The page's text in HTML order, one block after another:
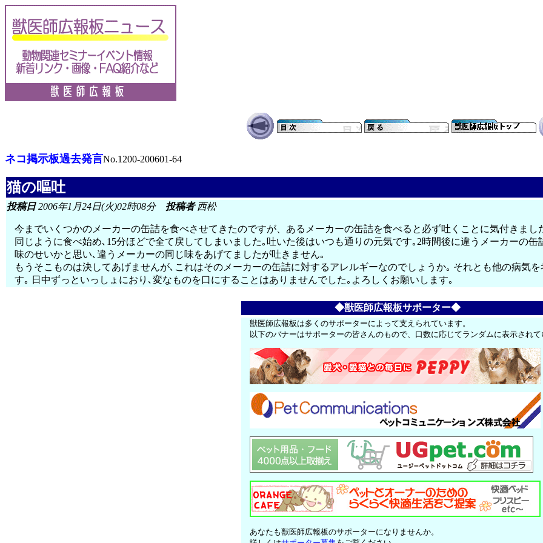
ネコ掲示板過去発言No.1200-200601-64
猫の嘔吐
投稿日2006年1月24日(火)02時08分 投稿者西松
今までいくつかのメーカーの缶詰を食べさせてきたのですが、あるメーカーの缶詰を食べると必ず吐くことに気付きま
同じように食べ始め､15分ほどで全て戻してしまいました｡吐いた後はいつも通りの元気です｡2時間後に違うメーカーの
味のせいかと思い､違うメーカーの同じ味をあげてましたが吐きません｡
もうそこものは決してあげませんが､これはそのメーカーの缶詰に対するアレルギーなのでしょうか｡ それとも他の病気
す｡ 日中ずっといっしょにおり､変なものを口にすることはありませんでした｡よろしくお願いします｡
◆獣医師広報板サポーター◆
獣医師広報板は多くのサポーターによって支えられています。
以下のバナーはサポーターの皆さんのもので、口数に応じてランダムに表示され
あなたも獣医師広報板のサポーターになりませんか。